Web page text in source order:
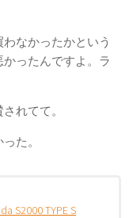
なかったかという
ったんですよ。ラ
れてて。
た。
S2000 TYPE S